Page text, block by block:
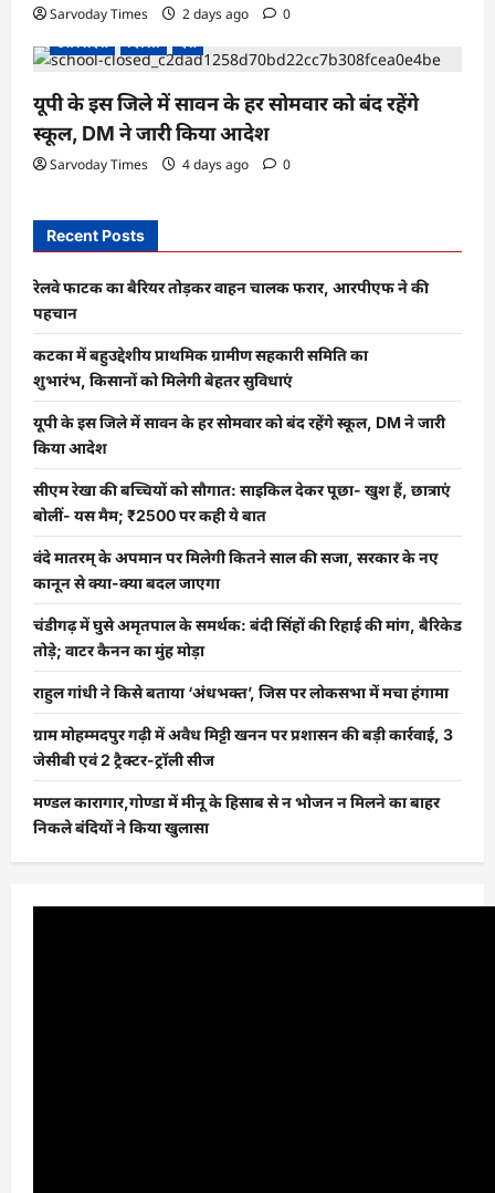
Sarvoday Times 2 days ago
0
उत्तर प्रदेश
दिल्ली देश
यूपी के इस जिले में सावन के हर सोमवार को बंद रहेंगे
स्कूल, DM ने जारी किया आदेश
Sarvoday Times 4 days ago 0
Recent Posts
रेलवे फाटक का बैरियर तोड़कर वाहन चालक फरार, आरपीएफ ने की
पहचान
कटका में बहुउद्देशीय प्राथमिक ग्रामीण सहकारी समिति का
शुभारंभ, किसानों को मिलेगी बेहतर सुविधाएं
यूपी के इस जिले में सावन के हर सोमवार को बंद रहेंगे स्कूल, DM ने जारी
किया आदेश
सीएम रेखा की बच्चियों को सौगात: साइकिल देकर पूछा- खुश हैं, छात्राएं
बोलीं- यस मैम; ₹2500 पर कही ये बात
वंदे मातरम् के अपमान पर मिलेगी कितने साल की सजा, सरकार के नए
कानून से क्या-क्या बदल जाएगा
चंडीगढ़ में घुसे अमृतपाल के समर्थक: बंदी सिंहों की रिहाई की मांग, बैरिकेड
तोड़े; वाटर कैनन का मुंह मोड़ा
राहुल गांधी ने किसे बताया ‘अंधभक्त’, जिस पर लोकसभा में मचा हंगामा
ग्राम मोहम्मदपुर गढ़ी में अवैध मिट्टी खनन पर प्रशासन की बड़ी कार्रवाई, 3
जेसीबी एवं 2 ट्रैक्टर-ट्रॉली सीज
मण्डल कारागार,गोण्डा में मीनू के हिसाब से न भोजन न मिलने का बाहर
निकले बंदियों ने किया खुलासा